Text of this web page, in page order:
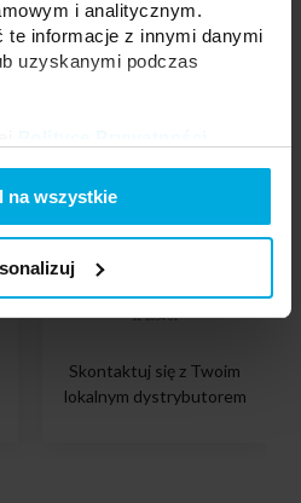
i analitycznym.
te informacje z innymi danymi
uzyskanymi podczas
na wszystkie
Zaślepka TEKKNI+ BARDE+
12-2054-01
Skontaktuj się z Twoim
lokalnym dystrybutorem